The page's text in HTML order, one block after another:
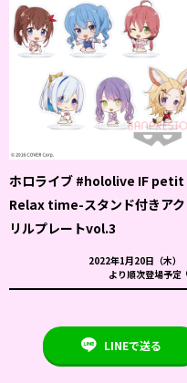
ホロライブ #hololive IF petit
Relax time-スタンド付きアク
リルプレートvol.3
2022年1月20日（木）
より順次登場予定
LINEで送る